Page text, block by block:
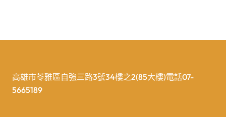
高雄市苓雅區自強三路3號34樓之2(85大樓)電話07-
5665189